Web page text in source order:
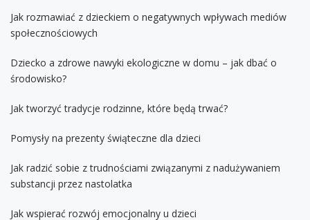
Jak rozmawiać z dzieckiem o negatywnych wpływach mediów
społecznościowych
Dziecko a zdrowe nawyki ekologiczne w domu – jak dbać o
środowisko?
Jak tworzyć tradycje rodzinne, które będą trwać?
Pomysły na prezenty świąteczne dla dzieci
Jak radzić sobie z trudnościami związanymi z nadużywaniem
substancji przez nastolatka
Jak wspierać rozwój emocjonalny u dzieci